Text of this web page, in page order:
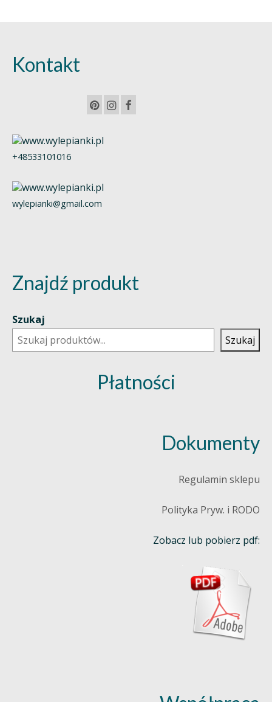
Kontakt
+48533101016
wylepianki@gmail.com
Znajdź produkt
Szukaj
Szukaj
Płatności
Dokumenty
Regulamin sklepu
Polityka Pryw. i RODO
Zobacz lub pobierz pdf: